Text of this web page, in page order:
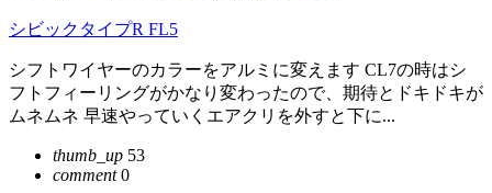
シビックタイプR FL5
シフトワイヤーのカラーをアルミに変えます CL7の時はシ
フトフィーリングがかなり変わったので、期待とドキドキが
ムネムネ 早速やっていくエアクリを外すと下に...
thumb_up 53
comment0